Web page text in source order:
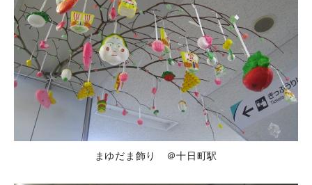
まゆだま飾り ＠十日町駅